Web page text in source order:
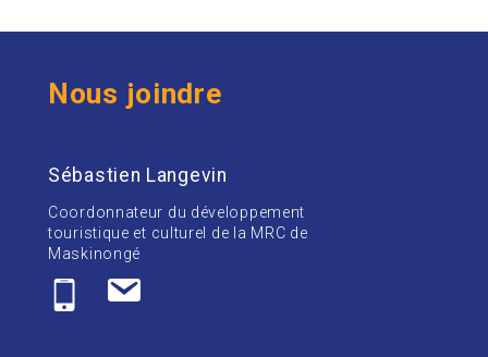
Nous joindre
Sébastien Langevin
Coordonnateur du développement
touristique et culturel de la MRC de
Maskinongé